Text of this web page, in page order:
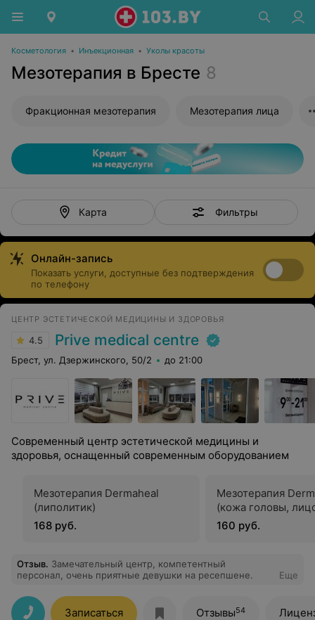
Косметология • Инъекционная • Уколы красоты
Мезотерапия в Бресте 8
Фракционная мезотерапия Мезотерапия лица
Карта Фильтры
Онлайн-запись
Показать услуги, доступные без подтверждения
по телефону
ЦЕНТР ЭСТЕТИЧЕСКОЙ МЕДИЦИНЫ И ЗДОРОВЬЯ
4.5 Prive medical centre
Брест, ул. Дзержинского, 50/2 до 21:00
Современный центр эстетической медицины и
здоровья, оснащенный современным оборудованием
Мезотерапия Dermaheal
(липолитик)
168 руб.
Мезотерапия
(кожа головы,
160 руб.
Отзыв. Замечательный центр, компетентный
персонал, очень приятные девушки на ресепшене.
Еще
Записаться Отзывы54